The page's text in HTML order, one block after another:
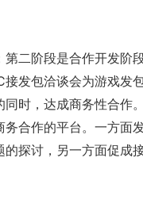
二阶段是合作开发阶
发包洽谈会为游戏发
时，达成商务性合作
合作的平台。一方面
探讨，另一方面促成
：从MU开始，为